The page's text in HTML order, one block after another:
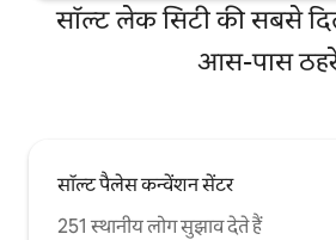
सॉल्ट लेक सिटी की सबसे
आस-पास
सॉल्ट पैलेस कन्वेंशन सेंटर
251 स्थानीय लोग सुझाव देते हैं